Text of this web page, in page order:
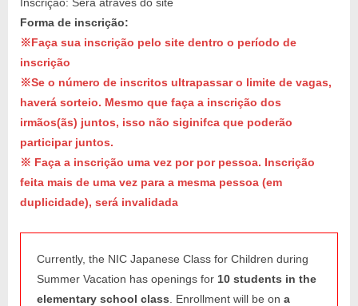
Forma de inscrição:
※Faça sua inscrição pelo site dentro o período de
inscrição
※Se o número de inscritos ultrapassar o limite de vagas,
haverá sorteio. Mesmo que faça a inscrição dos
irmãos(ãs) juntos, isso não siginifca que poderão
participar juntos.
※ Faça a inscrição uma vez por por pessoa. Inscrição
feita mais de uma vez para a mesma pessoa (em
duplicidade), será invalidada
Currently, the NIC Japanese Class for Children during
Summer Vacation has openings for 10 students in the
elementary school class . Enrollment will be on a